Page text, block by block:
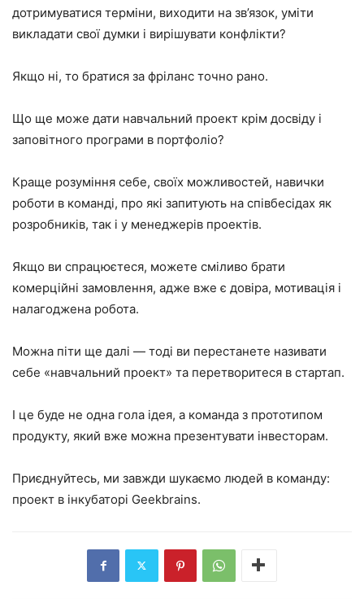
дотримуватися терміни, виходити на зв’язок, уміти
викладати свої думки і вирішувати конфлікти?
Якщо ні, то братися за фріланс точно рано.
Що ще може дати навчальний проект крім досвіду і
заповітного програми в портфоліо?
Краще розуміння себе, своїх можливостей, навички
роботи в команді, про які запитують на співбесідах як
розробників, так і у менеджерів проектів.
Якщо ви спрацюєтеся, можете сміливо брати
комерційні замовлення, адже вже є довіра, мотивація і
налагоджена робота.
Можна піти ще далі — тоді ви перестанете називати
себе «навчальний проект» та перетворитеся в стартап.
І це буде не одна гола ідея, а команда з прототипом
продукту, який вже можна презентувати інвесторам.
Приєднуйтесь, ми завжди шукаємо людей в команду:
проект в інкубаторі Geekbrains.